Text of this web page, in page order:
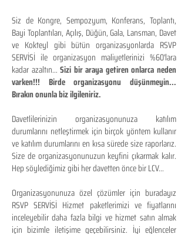
Siz de Kongre, Sempozyum, Konferans, Toplantı,
Bayi Toplantıları, Açılış, Düğün, Gala, Lansman, Davet
ve Kokteyl gibi bütün organizasyonlarda RSVP
SERVİSİ ile organizasyon maliyetlerinizi %60'lara
kadar azaltın...Sizi bir araya getiren onlarca neden
varken!!! Birde organizasyonu düşünmeyin...
Bırakın onunla biz ilgileniriz.
Davetlilerinizin organizasyonunuza katılım
durumlarını netleştirmek için birçok yöntem kullanır
ve katılım durumlarını en kısa sürede size raporlarız.
Size de organizasyonunuzun keyfini çıkarmak kalır.
Hep söylediğimiz gibi her davetten önce bir LCV...
Organizasyonunuza özel çözümler için buradayız
RSVP SERVİSİ Hizmet paketlerimizi ve fiyatlarını
inceleyebilir daha fazla bilgi ve hizmet satın almak
için bizimle iletişime geçebilirsiniz. İyi eğlenceler